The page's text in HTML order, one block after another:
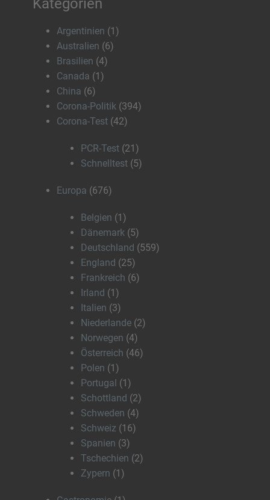
Kategorien
Argentinien (1)
Australien (6)
Brasilien (4)
Canada (1)
China (6)
Corona-Politik (394)
Corona-Test (42)
PCR-Test (21)
Schnelltest (5)
Europa (676)
Belgien (1)
Dänemark (5)
Deutschland (559)
England (25)
Frankreich (6)
Irland (1)
Italien (3)
Niederlande (2)
Norwegen (4)
Österreich (46)
Polen (1)
Portugal (1)
Schottland (2)
Schweden (4)
Schweiz (16)
Spanien (3)
Tschechien (2)
Zypern (1)